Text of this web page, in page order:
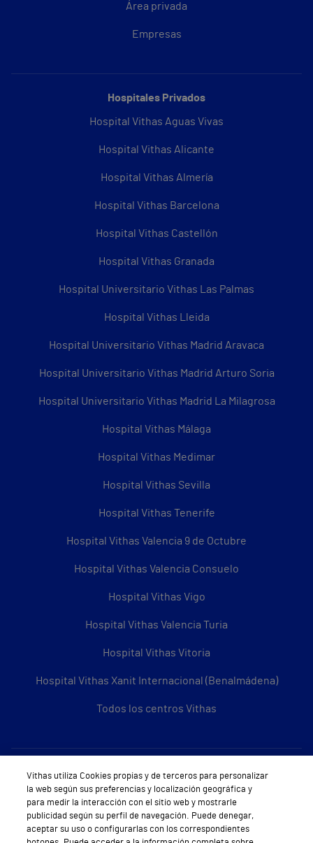
Área privada
Empresas
Hospitales Privados
Hospital Vithas Aguas Vivas
Hospital Vithas Alicante
Hospital Vithas Almería
Hospital Vithas Barcelona
Hospital Vithas Castellón
Hospital Vithas Granada
Hospital Universitario Vithas Las Palmas
Hospital Vithas Lleida
Hospital Universitario Vithas Madrid Aravaca
Hospital Universitario Vithas Madrid Arturo Soria
Hospital Universitario Vithas Madrid La Milagrosa
Hospital Vithas Málaga
Hospital Vithas Medimar
Hospital Vithas Sevilla
Hospital Vithas Tenerife
Hospital Vithas Valencia 9 de Octubre
Hospital Vithas Valencia Consuelo
Hospital Vithas Vigo
Hospital Vithas Valencia Turia
Hospital Vithas Vitoria
Hospital Vithas Xanit Internacional (Benalmádena)
Todos los centros Vithas
Sobre Vithas
Quiénes somos
Trabajar en Vithas
Vithas utiliza Cookies propias y de terceros para personalizar
la web según sus preferencias y localización geográfica y
para medir la interacción con el sitio web y mostrarle
publicidad según su perfil de navegación. Puede denegar,
aceptar su uso o configurarlas con los correspondientes